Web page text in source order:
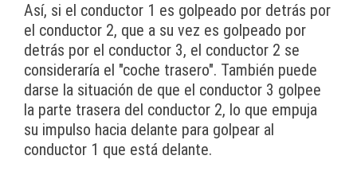
Así, si el conductor 1 es golpeado por detrás por
el conductor 2, que a su vez es golpeado por
detrás por el conductor 3, el conductor 2 se
consideraría el "coche trasero". También puede
darse la situación de que el conductor 3 golpee
la parte trasera del conductor 2, lo que empuja
su impulso hacia delante para golpear al
conductor 1 que está delante.